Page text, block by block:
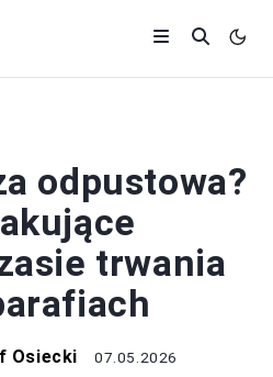
odpustowa?
trwania
Osiecki 07.05.2026